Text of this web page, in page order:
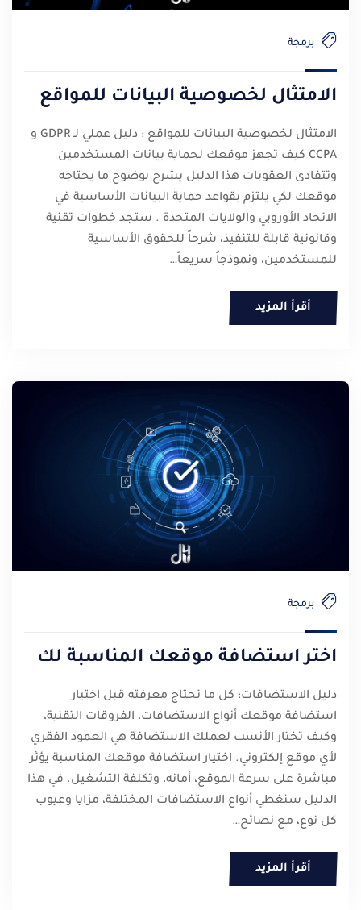
برمجة
الامتثال لخصوصية البيانات للمواقع
الامتثال لخصوصية البيانات للمواقع : دليل عملي لـ GDPR و
CCPA كيف تجهز موقعك لحماية بيانات المستخدمين
وتتفادى العقوبات هذا الدليل يشرح بوضوح ما يحتاجه
موقعك لكي يلتزم بقواعد حماية البيانات الأساسية في
الاتحاد الأوروبي والولايات المتحدة . ستجد خطوات تقنية
وقانونية قابلة للتنفيذ، شرحاً للحقوق الأساسية
للمستخدمين، ونموذجاُ سريعاً…
أقرأ المزيد
برمجة
اختر استضافة موقعك المناسبة لك
دليل الاستضافات: كل ما تحتاج معرفته قبل اختيار
استضافة موقعك أنواع الاستضافات، الفروقات التقنية،
وكيف تختار الأنسب لعملك الاستضافة هي العمود الفقري
لأي موقع إلكتروني. اختيار استضافة موقعك المناسبة يؤثر
مباشرة على سرعة الموقع، أمانه، وتكلفة التشغيل. في هذا
الدليل سنغطي أنواع الاستضافات المختلفة، مزايا وعيوب
كل نوع، مع نصائح…
أقرأ المزيد